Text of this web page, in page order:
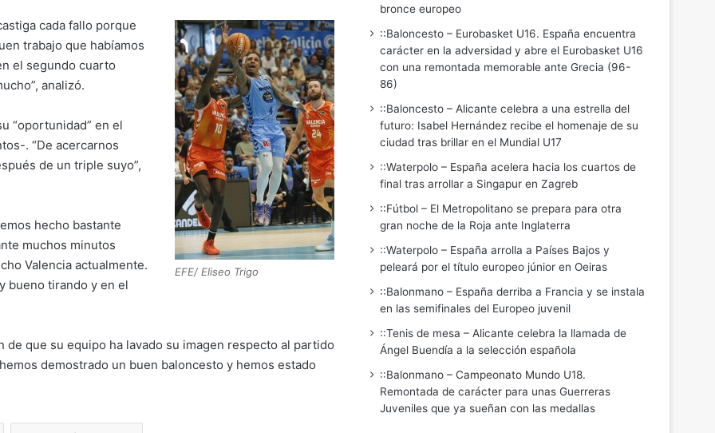
EFE/ Eliseo Trigo
cada fallo porque
trabajo que habíamos
el segundo cuarto
analizó.
“oportunidad” en el
. “De acercarnos
de un triple suyo”,
hecho bastante
muchos minutos
Valencia actualmente.
bueno tirando y en el
que su equipo ha lavado su imagen respecto al partido
demostrado un buen baloncesto y hemos estado
bronce europeo
::Baloncesto – Eurobasket U16. España encuentra
carácter en la adversidad y abre el Eurobasket U16
con una remontada memorable ante Grecia (96-
86)
::Baloncesto – Alicante celebra a una estrella del
futuro: Isabel Hernández recibe el homenaje de su
ciudad tras brillar en el Mundial U17
::Waterpolo – España acelera hacia los cuartos de
final tras arrollar a Singapur en Zagreb
::Fútbol – El Metropolitano se prepara para otra
gran noche de la Roja ante Inglaterra
::Waterpolo – España arrolla a Países Bajos y
peleará por el título europeo júnior en Oeiras
::Balonmano – España derriba a Francia y se instala
en las semifinales del Europeo juvenil
::Tenis de mesa – Alicante celebra la llamada de
Ángel Buendía a la selección española
::Balonmano – Campeonato Mundo U18.
Remontada de carácter para unas Guerreras
Juveniles que ya sueñan con las medallas